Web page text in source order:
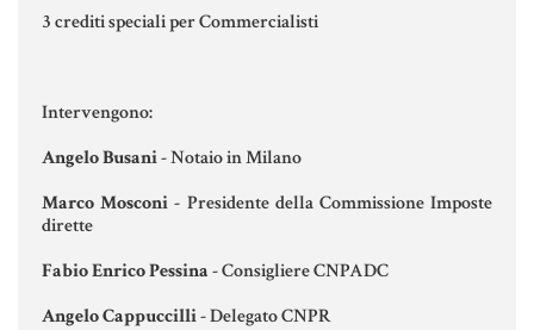
Aziende e società
AZIENDA & SOCIETÀ
CONTRATTO DI RETE
ENTI NO-PROFIT
3 crediti speciali per Commercialisti
Intervengono:
Angelo Busani- Notaio in Milano
Marco Mosconi - Presidente della Commissione Imposte
dirette
Fabio Enrico Pessina- Consigliere CNPADC
Angelo Cappuccilli- Delegato CNPR